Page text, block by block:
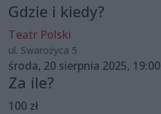
Gdzie i kiedy?
Teatr Polski
ul. Swarożyca 5
środa, 20 sierpnia 2025, 19:00
Za ile?
100 zł